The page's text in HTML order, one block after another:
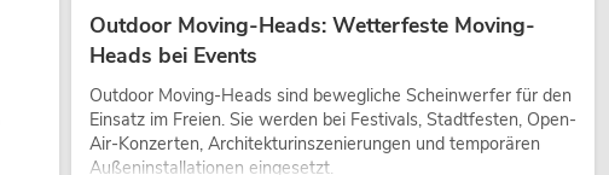
Outdoor Moving-Heads: Wetterfeste Moving-
Heads bei Events
Outdoor Moving-Heads sind bewegliche Scheinwerfer für den
Einsatz im Freien. Sie werden bei Festivals, Stadtfesten, Open-
Air-Konzerten, Architekturinszenierungen und temporären
Außeninstallationen eingesetzt.